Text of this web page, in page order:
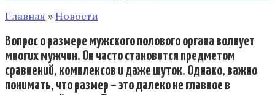
Главная » Новости
Вопрос о размере мужского полового органа волнует
многих мужчин. Он часто становится предметом
сравнений, комплексов и даже шуток. Однако, важно
понимать, что размер – это далеко не главное в